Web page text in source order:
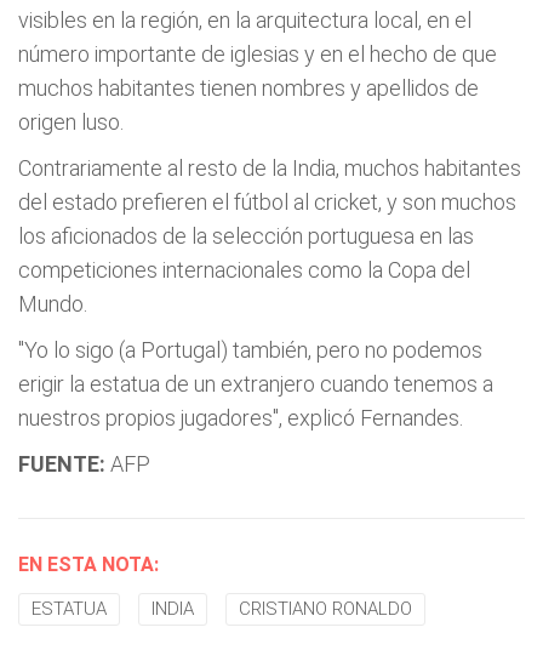
visibles en la región, en la arquitectura local, en el
número importante de iglesias y en el hecho de que
muchos habitantes tienen nombres y apellidos de
origen luso.
Contrariamente al resto de la India, muchos habitantes
del estado prefieren el fútbol al cricket, y son muchos
los aficionados de la selección portuguesa en las
competiciones internacionales como la Copa del
Mundo.
"Yo lo sigo (a Portugal) también, pero no podemos
erigir la estatua de un extranjero cuando tenemos a
nuestros propios jugadores", explicó Fernandes.
FUENTE: AFP
EN ESTA NOTA:
ESTATUA INDIA CRISTIANO RONALDO